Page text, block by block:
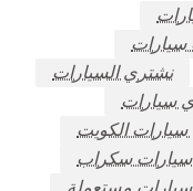
نشتري السيارات
سيارات
الكويت
سكراب